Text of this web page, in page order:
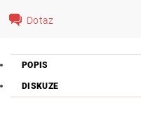
Dotaz
POPIS
DISKUZE